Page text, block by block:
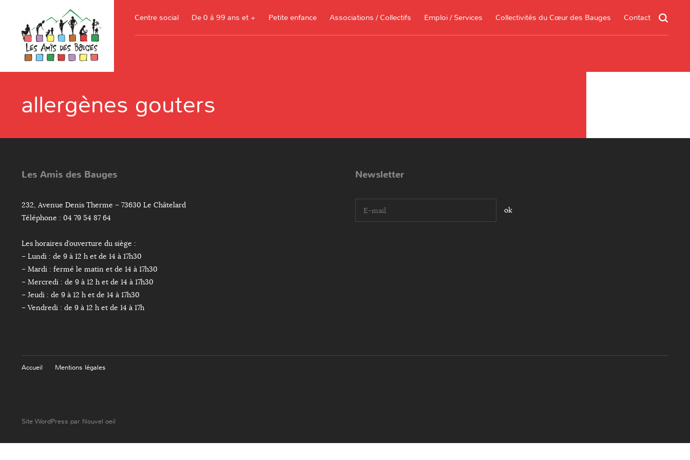
Centre social De 0 à 99 ans et + Petite enfance Associations / Collectifs Emploi / Services Collectivités du Cœur des Bauges Contact
allergènes gouters
Les Amis des Bauges
232, Avenue Denis Therme – 73630 Le Châtelard
Téléphone : 04 79 54 87 64
Les horaires d’ouverture du siège :
– Lundi : de 9 à 12 h et de 14 à 17h30
– Mardi : fermé le matin et de 14 à 17h30
– Mercredi : de 9 à 12 h et de 14 à 17h30
– Jeudi : de 9 à 12 h et de 14 à 17h30
– Vendredi : de 9 à 12 h et de 14 à 17h
Newsletter
I agree terms and conditions.*
Accueil Mentions légales
Site WordPress par Nouvel oeil